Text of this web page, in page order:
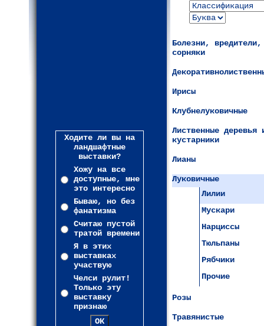
Ходите ли вы на
ландшафтные
выставки?
Хожу на все
доступные, мне
это интересно
Бываю, но без
фанатизма
Считаю пустой
тратой времени
Я в этих
выставках
участвую
Челси рулит!
Только эту
выставку
признаю
Болезни, вредители,
сорняки
Ирисы
Клубнелуковичные
Лиственные деревья
кустарники
Лианы
Луковичные
Лилии
Мускари
Нарциссы
Тюльпаны
Рябчики
Прочие
Розы
Травянистые